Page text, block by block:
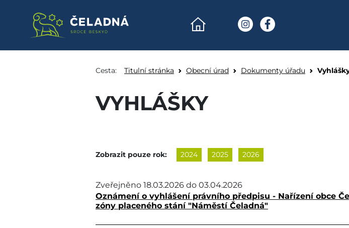
Vyhlášky - Obec Čeladná
Cesta: Titulní stránka Obecní úrad Dokumenty úřadu
VYHLÁŠKY
Zobrazit pouze rok: 2024 2025 2026
Zveřejněno 18.03.2026 do 03.04.2026
Oznámení o vyhlášení právního předpisu - Nařízení obce
zóny placeného stání "Náměstí Čeladná"